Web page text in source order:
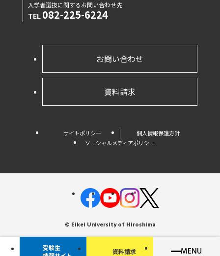
入学者選抜に関するお問い合わせ先
TEL 082-225-6224
お問い合わせ
資料請求
サイトポリシー
個人情報保護方針
ソーシャルメディアポリシー
© Eikei University of Hiroshima
受験生
資料請求 MENU